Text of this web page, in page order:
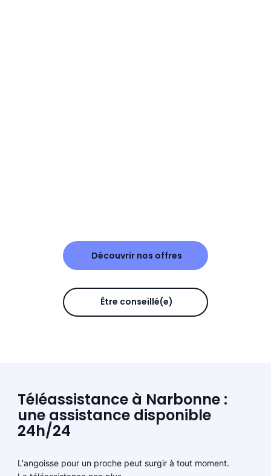
Découvrir nos offres
Être conseillé(e)
Téléassistance à Narbonne :
une assistance disponible
24h/24
L'angoisse pour un proche peut surgir à tout moment.